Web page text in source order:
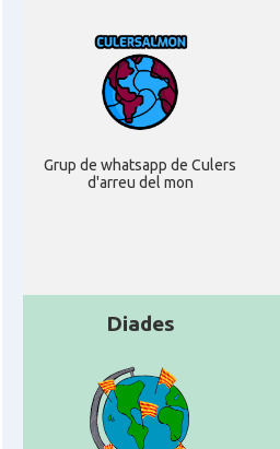
Grup de whatsapp de Culers
d'arreu del mon
Diades